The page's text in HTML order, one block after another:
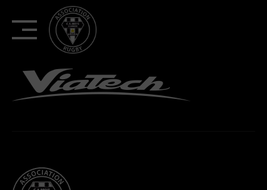
content